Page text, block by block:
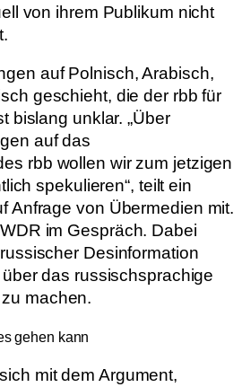
von ihrem Publikum nicht
auf Polnisch, Arabisch,
geschieht, die der rbb für
bislang unklar. „Über
auf das
rbb wollen wir zum jetzigen
spekulieren“, teilt ein
Anfrage von Übermedien mit.
im Gespräch. Dabei
Desinformation
das russischsprachige
machen.
gehen kann
mit dem Argument,